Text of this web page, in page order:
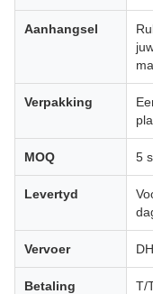
Aanhangsel
Verpakking
MOQ 5
Levertyd
Vervoer
Betaling T/